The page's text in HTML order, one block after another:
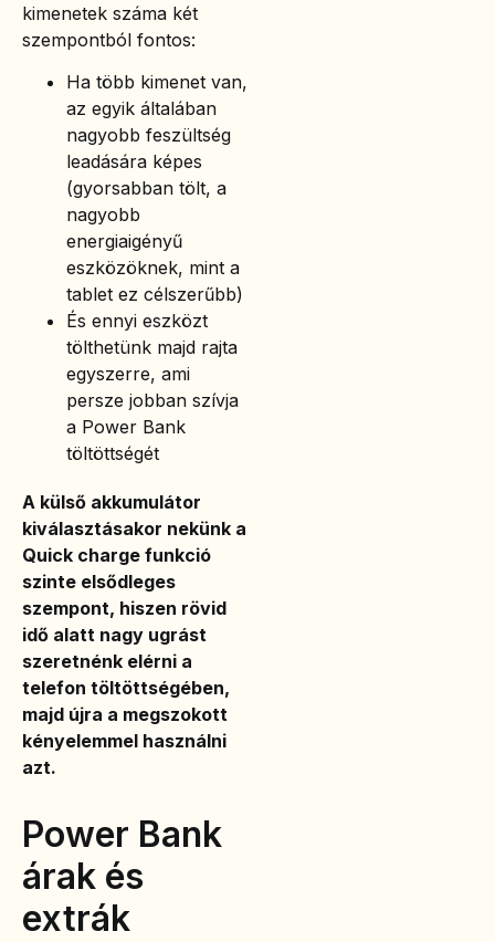
kimenetek száma két
szempontból fontos:
Ha több kimenet van,
az egyik általában
nagyobb feszültség
leadására képes
(gyorsabban tölt, a
nagyobb
energiaigényű
eszközöknek, mint a
tablet ez célszerűbb)
És ennyi eszközt
tölthetünk majd rajta
egyszerre, ami
persze jobban szívja
a Power Bank
töltöttségét
A külső akkumulátor
kiválasztásakor nekünk a
Quick charge funkció
szinte elsődleges
szempont, hiszen rövid
idő alatt nagy ugrást
szeretnénk elérni a
telefon töltöttségében,
majd újra a megszokott
kényelemmel használni
azt.
Power Bank
árak és
extrák